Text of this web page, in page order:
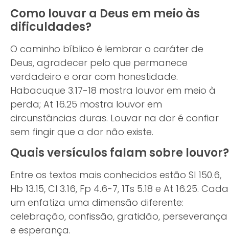
Como louvar a Deus em meio às
dificuldades?
O caminho bíblico é lembrar o caráter de
Deus, agradecer pelo que permanece
verdadeiro e orar com honestidade.
Habacuque 3.17-18 mostra louvor em meio à
perda; At 16.25 mostra louvor em
circunstâncias duras. Louvar na dor é confiar
sem fingir que a dor não existe.
Quais versículos falam sobre louvor?
Entre os textos mais conhecidos estão Sl 150.6,
Hb 13.15, Cl 3.16, Fp 4.6-7, 1Ts 5.18 e At 16.25. Cada
um enfatiza uma dimensão diferente:
celebração, confissão, gratidão, perseverança
e esperança.